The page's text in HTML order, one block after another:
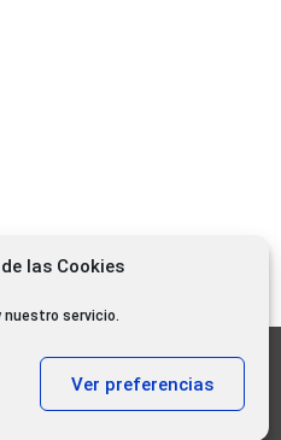
las Cookies
servicio.
Ver preferencias